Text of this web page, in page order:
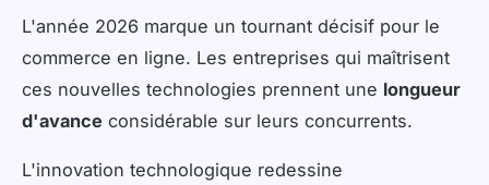
L'année 2026 marque un tournant décisif pour le
commerce en ligne. Les entreprises qui maîtrisent
ces nouvelles technologies prennent une longueur
d'avance considérable sur leurs concurrents.
L'innovation technologique redessine